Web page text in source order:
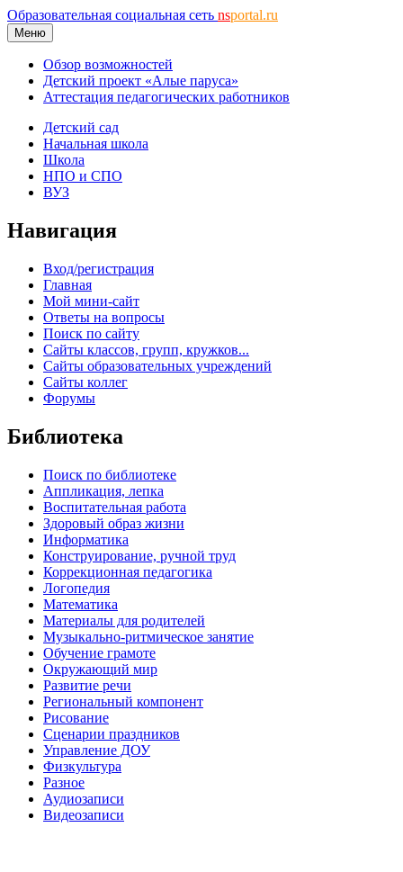
Образовательная социальная сеть nsportal.ru
Меню
Обзор возможностей
Детский проект «Алые паруса»
Аттестация педагогических работников
Детский сад
Начальная школа
Школа
НПО и СПО
ВУЗ
Навигация
Вход/регистрация
Главная
Мой мини-сайт
Ответы на вопросы
Поиск по сайту
Сайты классов, групп, кружков...
Сайты образовательных учреждений
Сайты коллег
Форумы
Библиотека
Поиск по библиотеке
Аппликация, лепка
Воспитательная работа
Здоровый образ жизни
Информатика
Конструирование, ручной труд
Коррекционная педагогика
Логопедия
Математика
Материалы для родителей
Музыкально-ритмическое занятие
Обучение грамоте
Окружающий мир
Развитие речи
Региональный компонент
Рисование
Сценарии праздников
Управление ДОУ
Физкультура
Разное
Аудиозаписи
Видеозаписи